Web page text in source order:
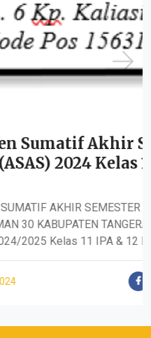
Akhir
Kelas 11 IPA &
SEMESTER (ASAS)
TANGERANG TAHUN
11 IPA & 12 IPA NO